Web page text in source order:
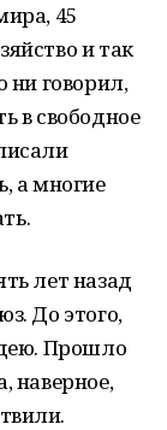
45
и так
ни говорил,
в свободное
а многие
лет назад
До этого,
Прошло
наверное,